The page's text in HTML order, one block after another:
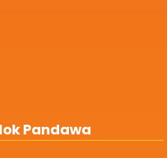
Pandawa